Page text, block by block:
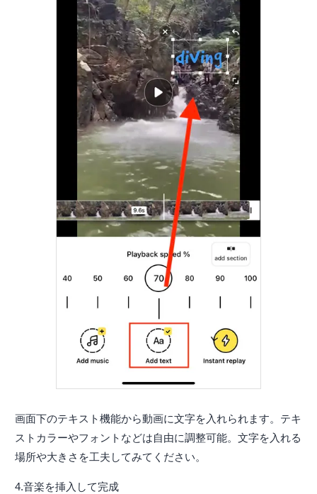
画面下のテキスト機能から動画に文字を入れられます。テキ
ストカラーやフォントなどは自由に調整可能。文字を入れる
場所や大きさを工夫してみてください。
4.音楽を挿入して完成